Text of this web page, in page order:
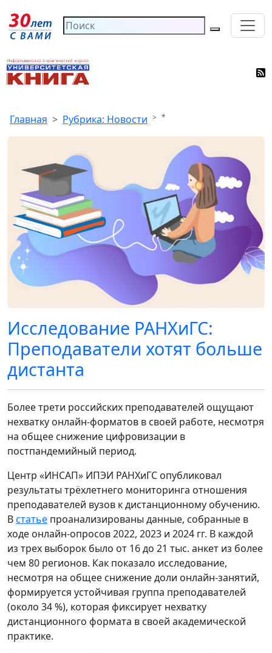
Главная Рубрика: Новости *
Исследование РАНХиГС:
Преподаватели хотят больше
дистанта
Более трети российских преподавателей ощущают
нехватку онлайн-форматов в своей работе, несмотря
на общее снижение цифровизации в
постпандемийный период.
Центр «ИНСАП» ИПЭИ РАНХиГС опубликовал
результаты трёхлетнего мониторинга отношения
преподавателей вузов к дистанционному обучению.
Встатье проанализированы данные, собранные в
ходе онлайн-опросов 2022, 2023 и 2024 гг. В каждой
из трех выборок было от 16 до 21 тыс. анкет из более
чем 80 регионов. Как показало исследование,
несмотря на общее снижение доли онлайн-занятий,
формируется устойчивая группа преподавателей
(около 34 %), которая фиксирует нехватку
дистанционного формата в своей академической
практике.